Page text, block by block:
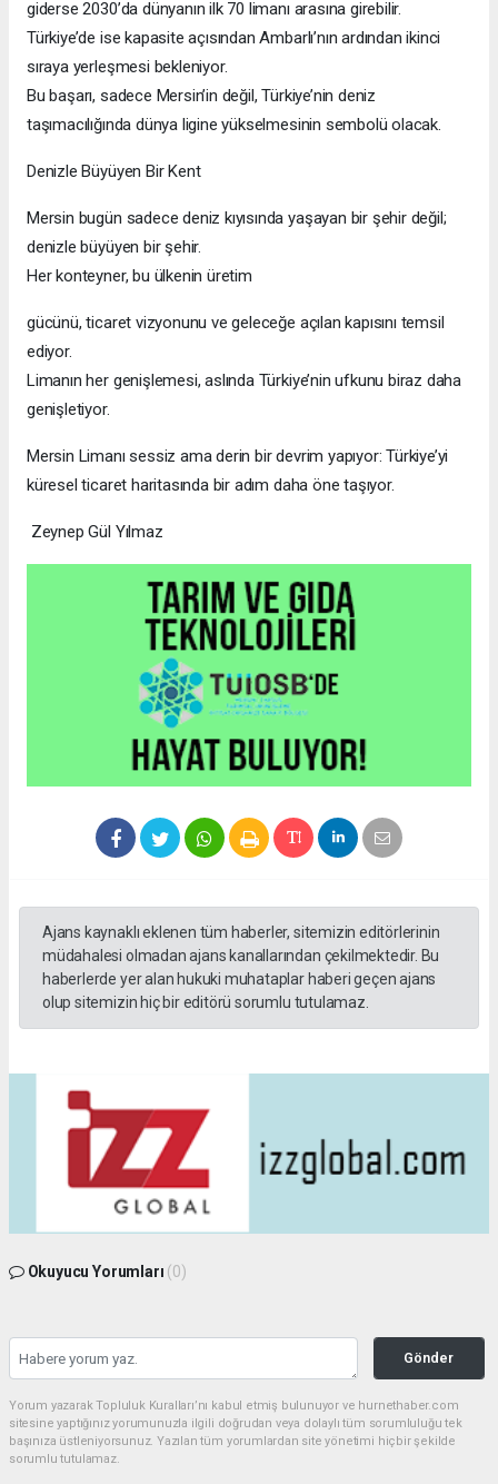
giderse 2030’da dünyanın ilk 70 limanı arasına girebilir.
Türkiye’de ise kapasite açısından Ambarlı’nın ardından ikinci
sıraya yerleşmesi bekleniyor.
Bu başarı, sadece Mersin’in değil, Türkiye’nin deniz
taşımacılığında dünya ligine yükselmesinin sembolü olacak.
Denizle Büyüyen Bir Kent
Mersin bugün sadece deniz kıyısında yaşayan bir şehir değil;
denizle büyüyen bir şehir.
Her konteyner, bu ülkenin üretim
gücünü, ticaret vizyonunu ve geleceğe açılan kapısını temsil
ediyor.
Limanın her genişlemesi, aslında Türkiye’nin ufkunu biraz daha
genişletiyor.
Mersin Limanı sessiz ama derin bir devrim yapıyor: Türkiye’yi
küresel ticaret haritasında bir adım daha öne taşıyor.
Zeynep Gül Yılmaz
Ajans kaynaklı eklenen tüm haberler, sitemizin editörlerinin
müdahalesi olmadan ajans kanallarından çekilmektedir. Bu
haberlerde yer alan hukuki muhataplar haberi geçen ajans
olup sitemizin hiç bir editörü sorumlu tutulamaz.
Okuyucu Yorumları (0)
Gönder
Yorum yazarak Topluluk Kuralları’nı kabul etmiş bulunuyor ve hurnethaber.com
sitesine yaptığınız yorumunuzla ilgili doğrudan veya dolaylı tüm sorumluluğu tek
başınıza üstleniyorsunuz. Yazılan tüm yorumlardan site yönetimi hiçbir şekilde
sorumlu tutulamaz.